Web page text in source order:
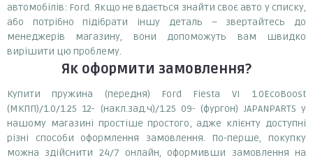
автомобілів: Ford. Якщо не вдається знайти своє авто у списку,
або потрібно підібрати іншу деталь – звертайтесь до
менеджерів магазину, вони допоможуть вам швидко
вирішити цю проблему.
Як оформити замовлення?
Купити пружина (передня) Ford Fiesta VI 1.0EcoBoost
(МКПП)/1.0/1.25 12- (накл.зад.ч)/1.25 09- (фургон) JAPANPARTS у
нашому магазині простіше простого, адже клієнту доступні
різні способи оформлення замовлення. По-перше, покупку
можна здійснити 24/7 онлайн, оформивши замовлення на